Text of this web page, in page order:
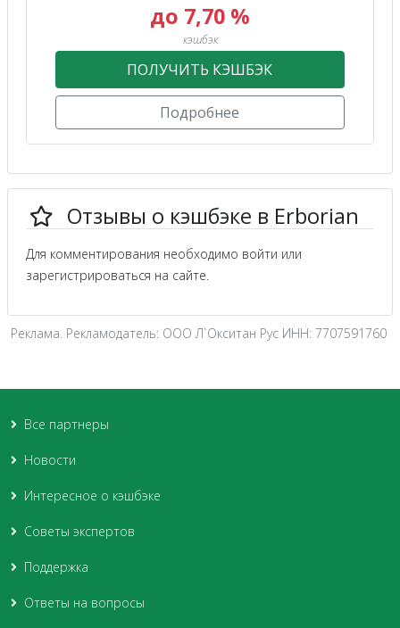
до 7,70 %
кэшбэк
ПОЛУЧИТЬ КЭШБЭК
Подробнее
Отзывы о кэшбэке в Erborian
Для комментирования необходимо войти или
зарегистрироваться на сайте.
Реклама. Рекламодатель: ООО Л`Окситан Рус ИНН: 7707591760
Все партнеры
Новости
Интересное о кэшбэке
Советы экспертов
Поддержка
Ответы на вопросы